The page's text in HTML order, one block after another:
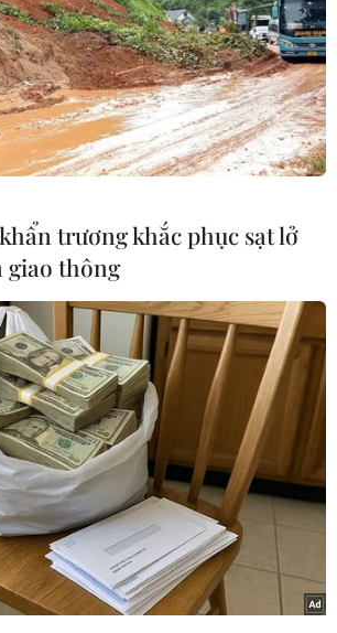
Rồng” có nhiều tảng đá mang hình thù
nằm, ngồi canh giữ cửa biển lạch Quèn.
(Ảnh: Xuân Tiến/TTXVN)
trương khắc phục sạt lở
giao thông